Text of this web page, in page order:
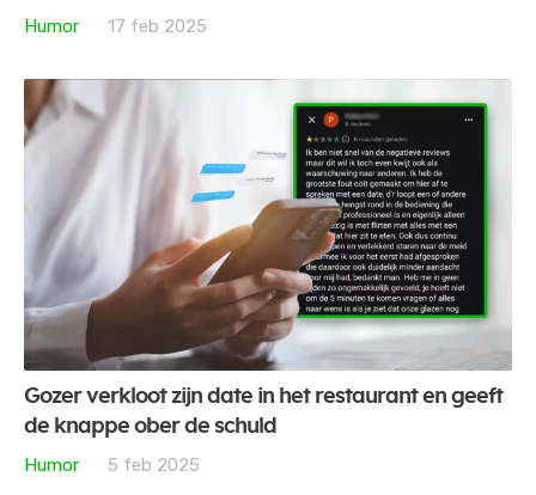
Humor
17 feb 2025
Gozer verkloot zijn date in het restaurant en geeft
de knappe ober de schuld
Humor
5 feb 2025